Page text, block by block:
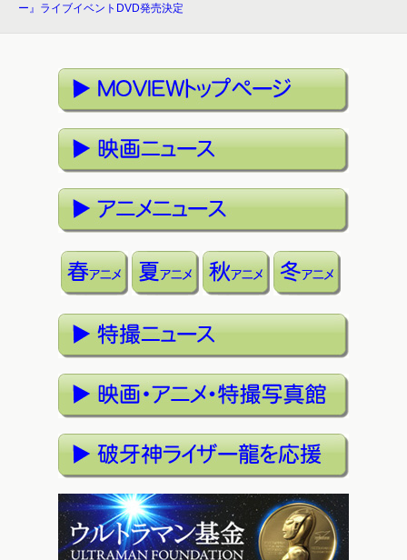
ー』ライブイベントDVD発売決定